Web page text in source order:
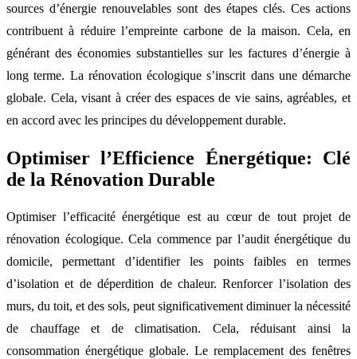
sources d’énergie renouvelables sont des étapes clés. Ces actions
contribuent à réduire l’empreinte carbone de la maison. Cela, en
générant des économies substantielles sur les factures d’énergie à
long terme. La rénovation écologique s’inscrit dans une démarche
globale. Cela, visant à créer des espaces de vie sains, agréables, et
en accord avec les principes du développement durable.
Optimiser l’Efficience Énergétique: Clé
de la Rénovation Durable
Optimiser l’efficacité énergétique est au cœur de tout projet de
rénovation écologique. Cela commence par l’audit énergétique du
domicile, permettant d’identifier les points faibles en termes
d’isolation et de déperdition de chaleur. Renforcer l’isolation des
murs, du toit, et des sols, peut significativement diminuer la nécessité
de chauffage et de climatisation. Cela, réduisant ainsi la
consommation énergétique globale. Le remplacement des fenêtres